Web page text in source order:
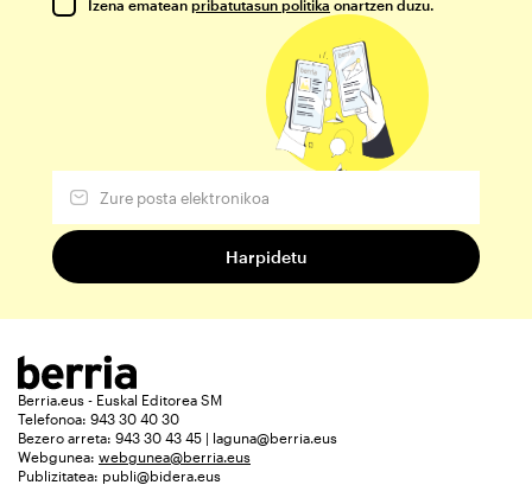
Izena ematean pribatutasun politika onartzen duzu.
Berria.eus - Euskal Editorea SM
Telefonoa: 943 30 40 30
Bezero arreta: 943 30 43 45 | laguna@berria.eus
Webgunea: webgunea@berria.eus
Publizitatea: publi@bidera.eus